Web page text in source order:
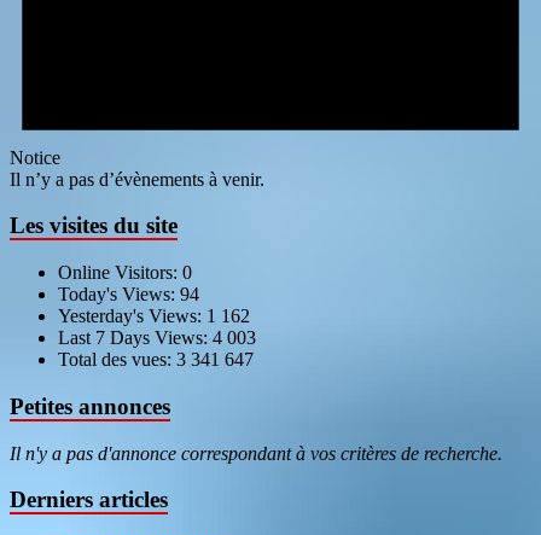
Notice
Il n’y a pas d’évènements à venir.
Les visites du site
Online Visitors: 0
Today's Views: 94
Yesterday's Views: 1 162
Last 7 Days Views: 4 003
Total des vues: 3 341 647
Petites annonces
Il n'y a pas d'annonce correspondant à vos critères de recherche.
Derniers articles